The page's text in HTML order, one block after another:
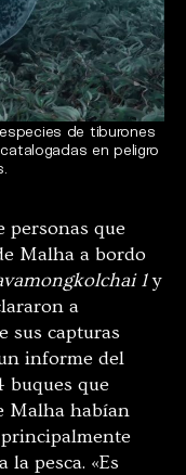
de tiburones
en peligro
personas que
Malha a bordo
1y
a
sus capturas
informe del
buques que
Malha habían
pesca. «Es